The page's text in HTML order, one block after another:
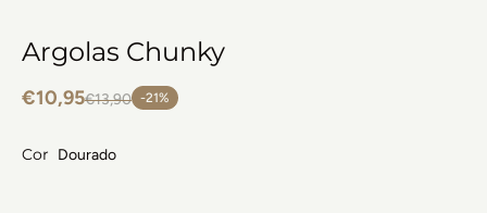
Argolas Chunky
€10,95€13,90 -21%
Cor Dourado